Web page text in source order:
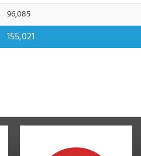
96,085
155,021